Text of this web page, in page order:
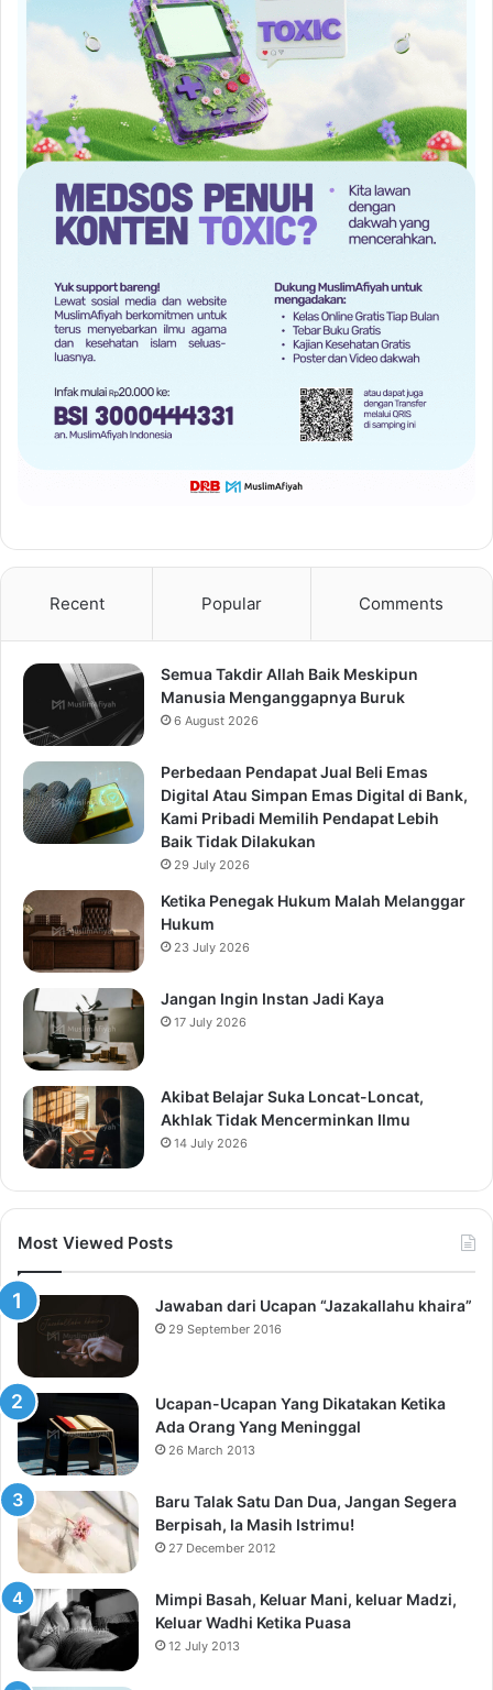
Recent Popular Comments
Semua Takdir Allah Baik Meskipun
Manusia Menganggapnya Buruk
6 August 2026
Perbedaan Pendapat Jual Beli Emas
Digital Atau Simpan Emas Digital di Bank,
Kami Pribadi Memilih Pendapat Lebih
Baik Tidak Dilakukan
29 July 2026
Ketika Penegak Hukum Malah Melanggar
Hukum
23 July 2026
Jangan Ingin Instan Jadi Kaya
17 July 2026
Akibat Belajar Suka Loncat-Loncat,
Akhlak Tidak Mencerminkan Ilmu
14 July 2026
Most Viewed Posts
Jawaban dari Ucapan “Jazakallahu khaira”
29 September 2016
Ucapan-Ucapan Yang Dikatakan Ketika
Ada Orang Yang Meninggal
26 March 2013
Baru Talak Satu Dan Dua, Jangan Segera
Berpisah, Ia Masih Istrimu!
27 December 2012
Mimpi Basah, Keluar Mani, keluar Madzi,
Keluar Wadhi Ketika Puasa
12 July 2013